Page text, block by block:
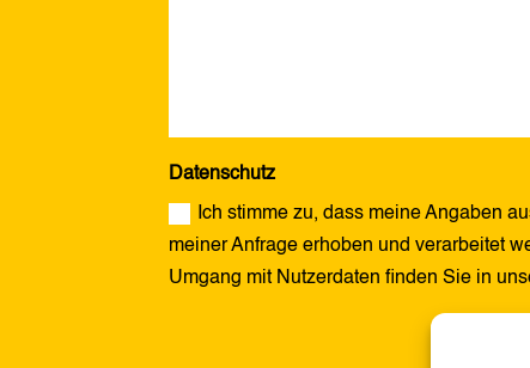
Datenschutz
Ich stimme zu, dass meine Angaben
meiner Anfrage erhoben und verarbeitet
Umgang mit Nutzerdaten finden Sie in